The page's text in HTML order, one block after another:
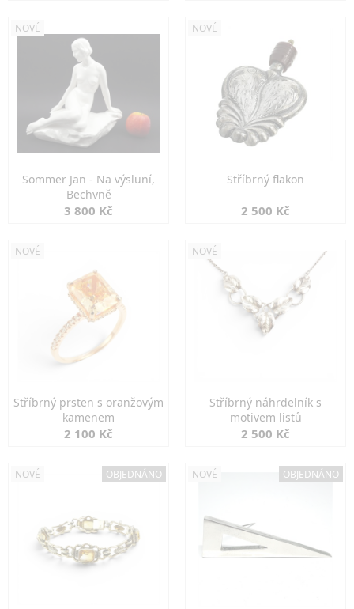
NOVÉ
Sommer Jan - Na výsluní,
Bechyně
3 800 Kč
NOVÉ
Stříbrný flakon
2 500 Kč
NOVÉ
Stříbrný prsten s oranžovým
kamenem
2 100 Kč
NOVÉ
Stříbrný náhrdelník s
motivem listů
2 500 Kč
NOVÉ OBJEDNÁNO NOVÉ OBJEDNÁNO